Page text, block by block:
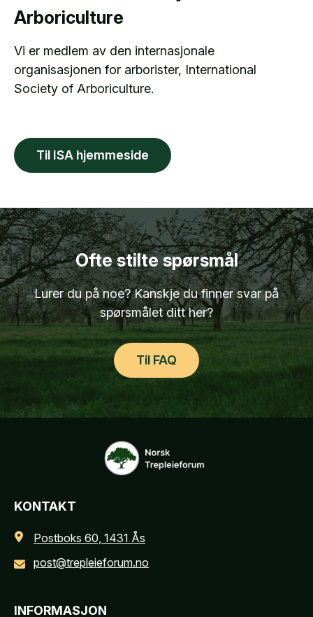
Arboriculture
Vi er medlem av den internasjonale
organisasjonen for arborister, International
Society of Arboriculture.
Til ISA hjemmeside
Ofte stilte spørsmål
Lurer du på noe? Kanskje du finner svar på
spørsmålet ditt her?
Til FAQ
KONTAKT
Postboks 60, 1431 Ås
post@trepleieforum.no
INFORMASJON